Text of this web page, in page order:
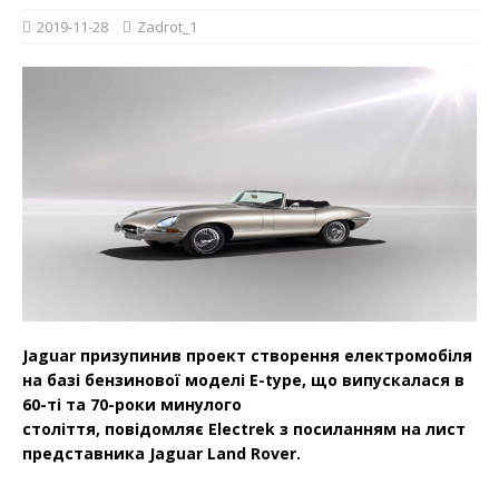
2019-11-28 Zadrot_1
Jaguar призупинив проект створення електромобіля
на базі бензинової моделі E-type, що випускалася в
60-ті та 70-роки минулого
століття, повідомляє Electrek з посиланням на лист
представника Jaguar Land Rover.